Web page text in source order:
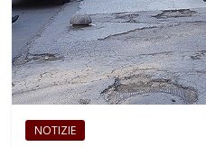
NOTIZIE